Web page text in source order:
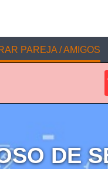
PAREJA / AMIGOS
DE